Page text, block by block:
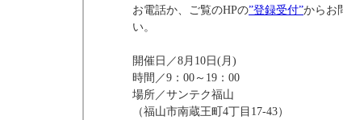
お電話か、ご覧のHPの”登録受付”からお
い。
開催日／8月10日(月)
時間／9：00～19：00
場所／サンテク福山
（福山市南蔵王町4丁目17-43）